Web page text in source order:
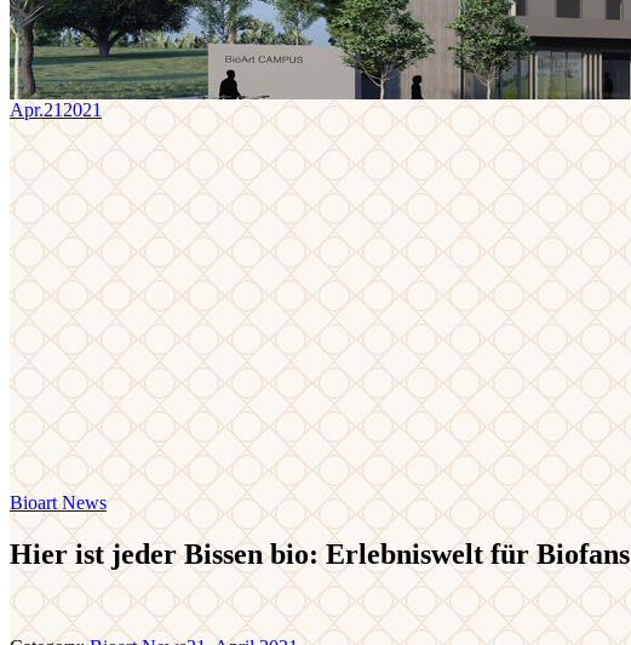
Apr.212021
Bioart News
Hier ist jeder Bissen bio: Erlebniswelt für Biofans